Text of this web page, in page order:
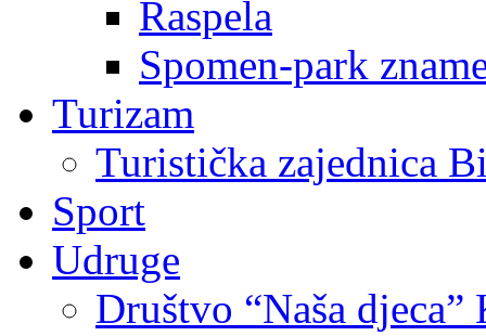
Raspela
Spomen-park
Turizam
Turistička zajednica
Sport
Udruge
Društvo “Naša djeca”